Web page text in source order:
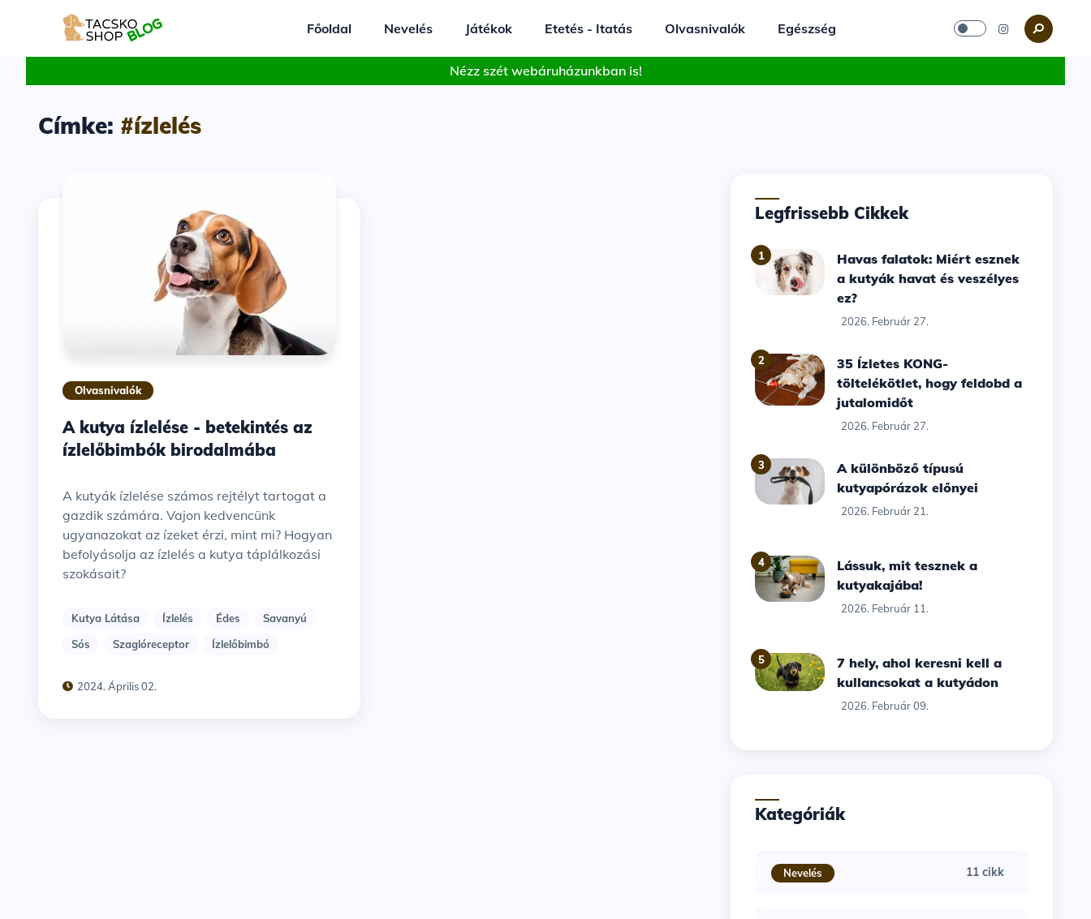
Főoldal Nevelés Játékok Etetés - Itatás Olvasnivalók Egészség
Nézz szét webáruházunkban is!
Címke: #ízlelés
Olvasnivalók
A kutya ízlelése - betekintés az
ízlelőbimbók birodalmába
A kutyák ízlelése számos rejtélyt tartogat a
gazdik számára. Vajon kedvencünk
ugyanazokat az ízeket érzi, mint mi? Hogyan
befolyásolja az ízlelés a kutya táplálkozási
szokásait?
Kutya Látása Ízlelés Édes
Savanyú
Sós
Szaglóreceptor Ízlelőbimbó
2024. Április 02.
Legfrissebb Cikkek
1
Havas falatok: Miért esznek
a kutyák havat és veszélyes
ez?
2026. Február 27.
2
35 Ízletes KONG-
töltelékötlet, hogy feldobd a
jutalomidőt
2026. Február 27.
3
A különböző típusú
kutyapórázok előnyei
2026. Február 21.
4
Lássuk, mit tesznek a
kutyakajába!
2026. Február 11.
5
7 hely, ahol keresni kell a
kullancsokat a kutyádon
2026. Február 09.
Kategóriák
Nevelés 11 cikk